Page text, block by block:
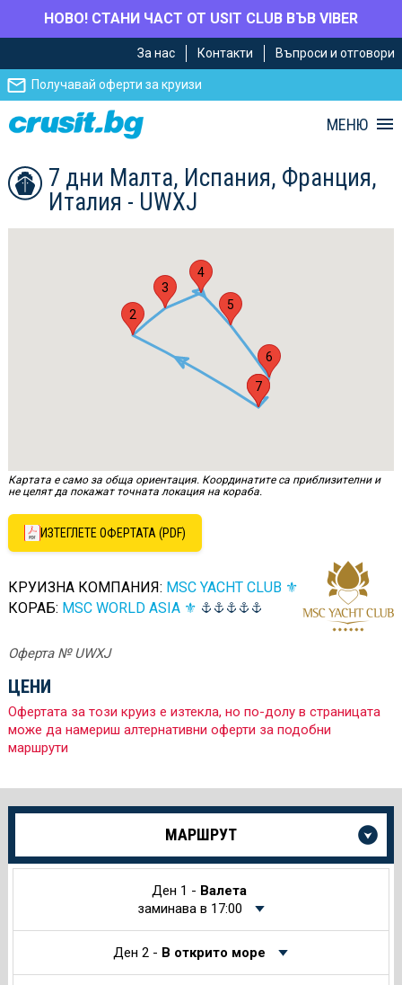
НОВО! СТАНИ ЧАСТ ОТ USIT CLUB ВЪВ VIBER
главното
съдържание
Навигацията
За нас Контакти Въпроси и отговори
Получавай оферти за круизи
МЕНЮ
7 дни Малта, Испания, Франция,
Италия - UWXJ
1
2
3
4
5
6
7
Картата е само за обща ориентация. Координатите са приблизителни и
не целят да покажат точната локация на кораба.
ИЗТЕГЛЕТЕ ОФЕРТАТА (PDF)
КРУИЗНА КОМПАНИЯ: MSC YACHT CLUB ⚜
КОРАБ: MSC WORLD ASIA ⚜
Оферта № UWXJ
ЦЕНИ
Офертата за този круиз е изтекла, но по-долу в страницата
може да намериш алтернативни оферти за подобни
маршрути
Още
за
МАРШРУТ
Ден 1 - Валета
заминава в 17:00
Ден 2 - В открито море